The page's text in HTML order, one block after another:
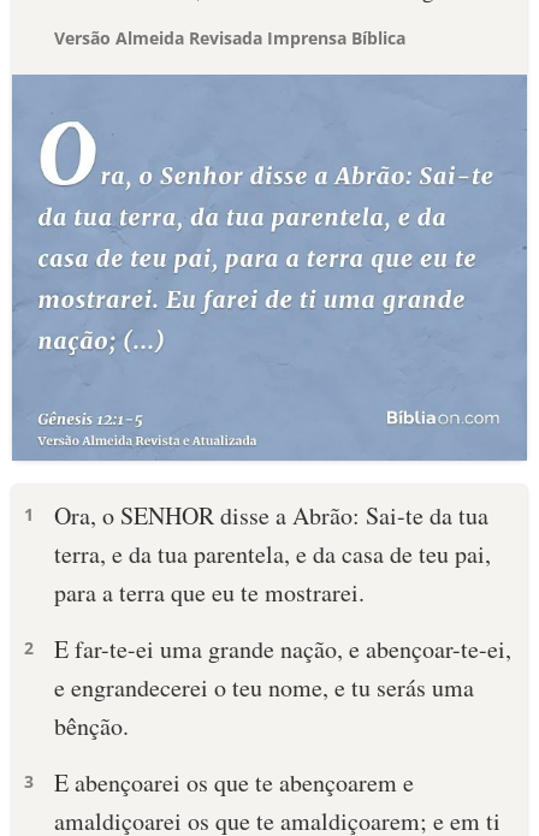
Versão Almeida Revisada Imprensa Bíblica
1
Ora, o SENHOR disse a Abrão: Sai-te da tua
terra, e da tua parentela, e da casa de teu pai,
para a terra que eu te mostrarei.
2
E far-te-ei uma grande nação, e abençoar-te-ei,
e engrandecerei o teu nome, e tu serás uma
bênção.
3
E abençoarei os que te abençoarem e
amaldiçoarei os que te amaldiçoarem; e em ti